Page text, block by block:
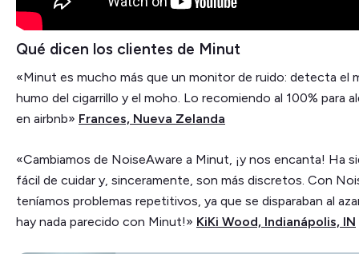
Qué dicen los clientes de Minut
«Minut es mucho más que un monitor de ruido: detecta el
humo del cigarrillo y el moho. Lo recomiendo al 100% para
en airbnb» Frances, Nueva Zelanda
«Cambiamos de NoiseAware a Minut, ¡y nos encanta! Ha
fácil de cuidar y, sinceramente, son más discretos. Con
teníamos problemas repetitivos, ya que se disparaban al
hay nada parecido con Minut!» KiKi Wood, Indianápolis, IN